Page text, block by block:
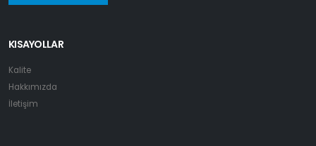
KISAYOLLAR
Kalite
Hakkımızda
İletişim